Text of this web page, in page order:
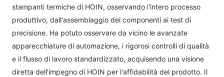
stampanti termiche di HOIN, osservando l'intero processo
produttivo, dall'assemblaggio dei componenti ai test di
precisione. Ha potuto osservare da vicino le avanzate
apparecchiature di automazione, i rigorosi controlli di qualità
e il flusso di lavoro standardizzato, acquisendo una visione
diretta dell'impegno di HOIN per l'affidabilità del prodotto. Il